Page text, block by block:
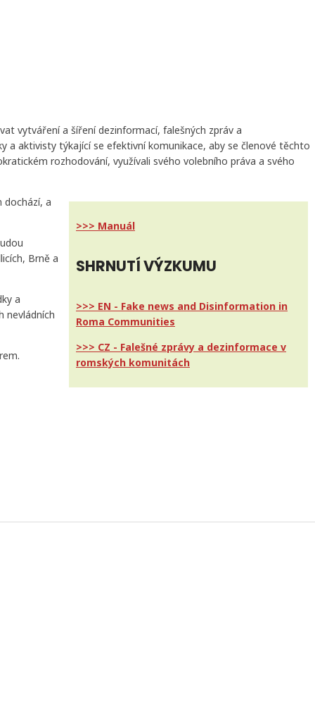
vytváření a šíření dezinformací, falešných zpráv a
a aktivisty týkající se efektivní komunikace, aby se členové těchto
rozhodování, využívali svého volebního práva a svého
>>> Manuál
SHRNUTÍ VÝZKUMU
>>> EN - Fake news and Disinformation in
Roma Communities
>>> CZ - Falešné zprávy a dezinformace v
romských komunitách
dochází, a
Brně a
a
nevládních